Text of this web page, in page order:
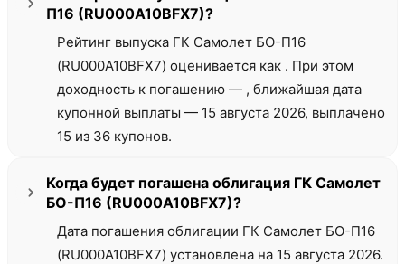
П16 (RU000A10BFX7)?
Рейтинг выпуска ГК Самолет БО-П16
(RU000A10BFX7) оценивается как . При этом
доходность к погашению — , ближайшая дата
купонной выплаты — 15 августа 2026, выплачено
15 из 36 купонов.
Когда будет погашена облигация ГК Самолет
БО-П16 (RU000A10BFX7)?
Дата погашения облигации ГК Самолет БО-П16
(RU000A10BFX7) установлена на 15 августа 2026.